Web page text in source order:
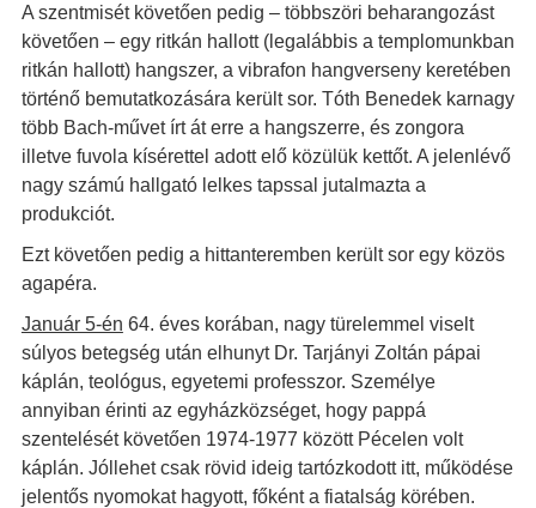
A szentmisét követően pedig – többszöri beharangozást
követően – egy ritkán hallott (legalábbis a templomunkban
ritkán hallott) hangszer, a vibrafon hangverseny keretében
történő bemutatkozására került sor. Tóth Benedek karnagy
több Bach-művet írt át erre a hangszerre, és zongora
illetve fuvola kísérettel adott elő közülük kettőt. A jelenlévő
nagy számú hallgató lelkes tapssal jutalmazta a
produkciót.
Ezt követően pedig a hittanteremben került sor egy közös
agapéra.
Január 5-én 64. éves korában, nagy türelemmel viselt
súlyos betegség után elhunyt Dr. Tarjányi Zoltán pápai
káplán, teológus, egyetemi professzor. Személye
annyiban érinti az egyházközséget, hogy pappá
szentelését követően 1974-1977 között Pécelen volt
káplán. Jóllehet csak rövid ideig tartózkodott itt, működése
jelentős nyomokat hagyott, főként a fiatalság körében.